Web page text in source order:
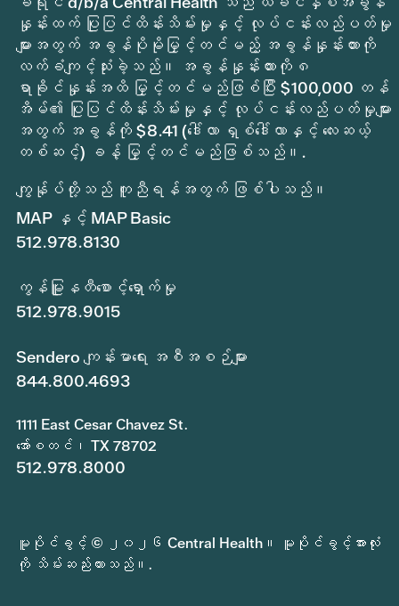
နှုန်းထက် ပြုပြင်ထိန်းသိမ်းမှုနှင့် လုပ်ငန်းလည်ပတ်မှု
များအတွက် အခွန်ပိုမိုမြှင့်တင်မည့် အခွန်နှုန်းထားကို
လက်ခံကျင့်သုံးခဲ့သည်။ အခွန်နှုန်းထားကို ၈
ရာခိုင်နှုန်းအထိ မြှင့်တင်မည်ဖြစ်ပြီး $100,000 တန်
အိမ်၏ ပြုပြင်ထိန်းသိမ်းမှုနှင့် လုပ်ငန်းလည်ပတ်မှုများ
အတွက် အခွန်ကို $8.41 (ဒေါ်လာ ရှစ်ဒေါ်လာနှင့် လေးဆယ့်
တစ်ဆင့်) ခန့် မြှင့်တင်မည်ဖြစ်သည်။.
ကျွန်ုပ်တို့သည် ကူညီရန်အတွက် ဖြစ်ပါသည်။
MAP နှင့် MAP Basic
512.978.8130
ကွန်မြူနတီစောင့်ရှောက်မှု
512.978.9015
Sendero ကျန်းမာရေး အစီအစဉ်များ
844.800.4693
1111 East Cesar Chavez St.
အော်စတင်၊ TX 78702
512.978.8000
မူပိုင်ခွင့် © ၂၀၂၆ Central Health။ မူပိုင်ခွင့်အားလုံး
ကို သိမ်းဆည်းထားသည်။.